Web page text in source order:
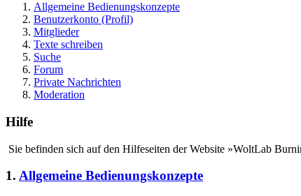
Allgemeine Bedienungskonzepte
Benutzerkonto (Profil)
Mitglieder
Texte schreiben
Suche
Forum
Private Nachrichten
Moderation
Hilfe
Sie befinden sich auf den Hilfeseiten der Website »WoltLab
1. Allgemeine Bedienungskonzepte